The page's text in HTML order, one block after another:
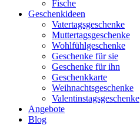
Fische
Geschenkideen
Vatertagsgeschenke
Muttertagsgeschenke
Wohlfühlgeschenke
Geschenke für sie
Geschenke für ihn
Geschenkkarte
Weihnachtsgeschenke
Valentinstagsgeschenke
Angebote
Blog